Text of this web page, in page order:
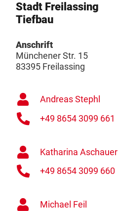
Stadt Freilassing
Tiefbau
Anschrift
Münchener Str. 15
83395 Freilassing
Andreas Stephl
+49 8654 3099 661
Katharina Aschauer
+49 8654 3099 660
Michael Feil